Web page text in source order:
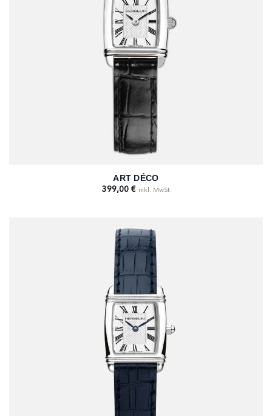
ART DÉCO
399,00 € inkl. MwSt